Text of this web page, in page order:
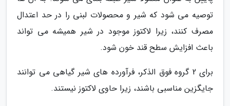
توصیه می شود که شیر و محصولات لبنی را در حد اعتدال
مصرف کنند، زیرا لاکتوز موجود در شیر همیشه می تواند
باعث افزایش سطح قند خون شود.
برای 2 گروه فوق الذکر، فرآورده های شیر گیاهی می توانند
جایگزین مناسبی باشند، زیرا حاوی لاکتوز نیستند.